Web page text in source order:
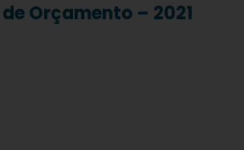
Orçamento – 2021